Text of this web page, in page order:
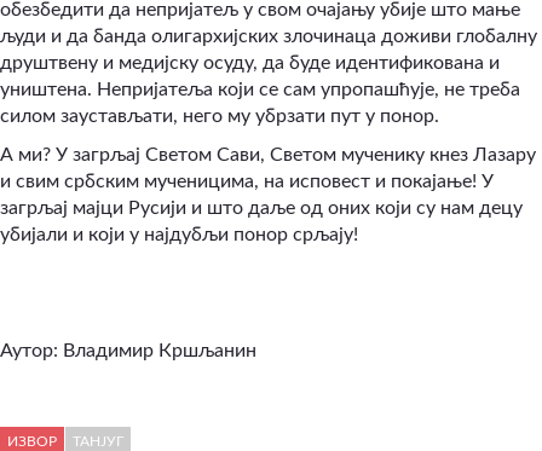
обезбедити да непријатељ у свом очајању убије што мање
људи и да банда олигархијских злочинаца доживи глобалну
друштвену и медијску осуду, да буде идентификована и
уништена. Непријатеља који се сам упропашћује, не треба
силом заустављати, него му убрзати пут у понор.
А ми? У загрљај Светом Сави, Светом мученику кнез Лазару
и свим србским мученицима, на исповест и покајање! У
загрљај мајци Русији и што даље од оних који су нам децу
убијали и који у најдубљи понор срљају!
Аутор: Владимир Кршљанин
ИЗВОР ТАНЈУГ